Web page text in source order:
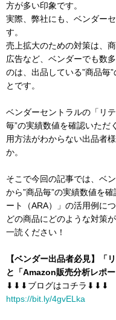
方が多い印象です。
実際、弊社にも、ベンダー
す。
売上拡大のための対策は、
広告など、ベンダーでも数
のは、出品している”商品毎
とです。
ベンダーセントラルの「リ
毎”の実績数値を確認いただ
用方法がわからない出品者
か。
そこで今回の記事では、ベ
から”商品毎”の実績数値を
ート（ARA）」の活用例に
どの商品にどのような対策
一読ください！
【ベンダー出品者必見】「
と「Amazon販売分析レポ
⬇︎⬇︎⬇︎ブログはコチラ⬇︎⬇︎⬇︎
https://bit.ly/4gvELka